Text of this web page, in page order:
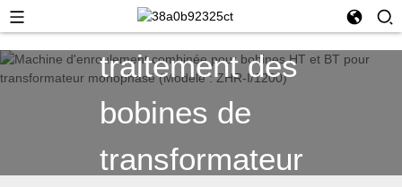
traitement des
bobines de
transformateur